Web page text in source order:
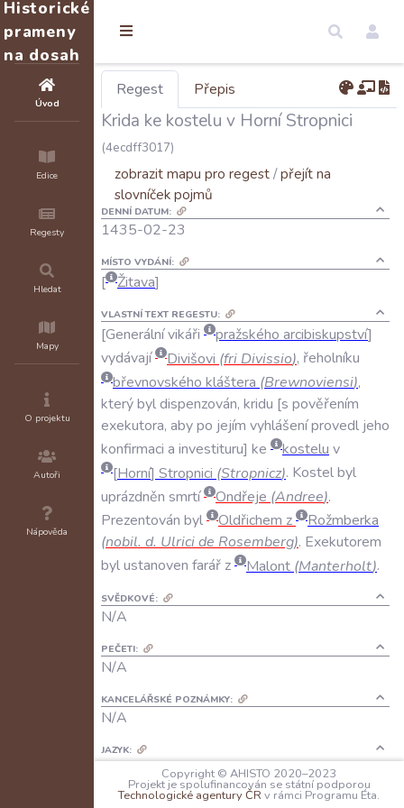
Historické
prameny
na dosah
Úvod
Edice
Regesty
Hledat
Mapy
O projektu
Autoři
Nápověda
Regest Přepis
Krida ke kostelu v Horní Stropnici
(4ecdff3017)
zobrazit mapu pro regest/přejít na
slovníček pojmů
DENNÍ DATUM:
1435-02-23
MÍSTO VYDÁNÍ:
Žitava
VLASTNÍ TEXT REGESTU:
Generálnívikáři pražského arcibiskupství
vydávají
Divišovi (fri Divissio), řeholníku
břevnovského kláštera (Brewnoviensi),
kterýbyldispenzován, kridu s pověřením
exekutora, abypo jejím vyhlášeníprovedl jeho
konfirmaci a investituru ke kostelu v
Horní Stropnici (Stropnicz). Kostelbyl
uprázdněn smrtí Ondřeje (Andree).
Prezentován byl Oldřichem z
Rožmberka
(nobil. d. Ulricide Rosemberg). Exekutorem
bylustanoven farář z Malont (Manterholt).
SVĚDKOVÉ:
N/A
PEČETI:
N/A
KANCELÁŘSKÉ POZNÁMKY:
N/A
JAZYK:
latina
FORMA DOCHOVÁNÍ:
Copyright © AHISTO 2020–2023
Projekt je spolufinancován se státní podporou
Technologické agentury ČR v rámci Programu Éta.